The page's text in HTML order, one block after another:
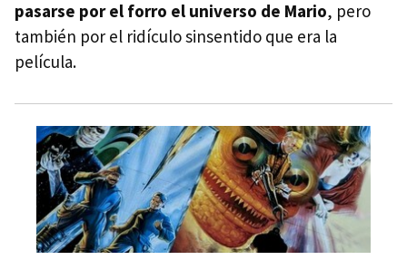
pasarse por el forro el universo de Mario, pero
también por el ridículo sinsentido que era la
película.